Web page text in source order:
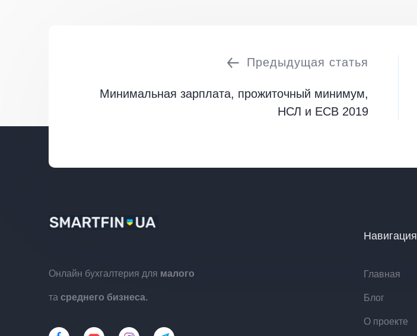
Предыдущая статья
Минимальная зарплата, прожиточный минимум,
НСЛ и ЕСВ 2019
Онлайн бухгалтерия для малого
та среднего бизнеса.
Навигация
Главная
Блог
О проекте